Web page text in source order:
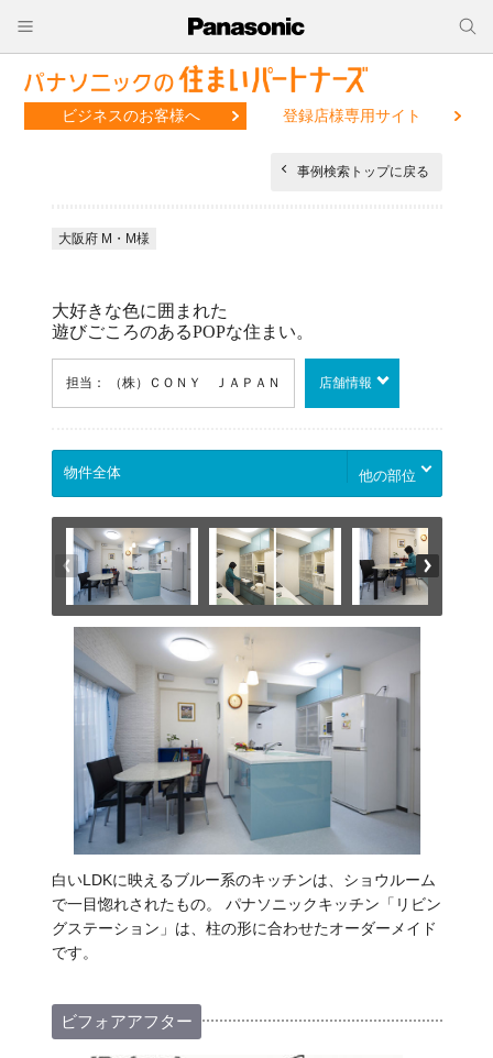
ビジネスのお客様へ 登録店様専用サイト
事例検索トップに戻る
大阪府 M・M様
大好きな色に囲まれた
遊びごころのあるPOPな住まい。
担当： （株）ＣＯＮＹ ＪＡＰＡＮ 店舗情報
他の部位
白いLDKに映えるブルー系のキッチンは、ショウルーム
で一目惚れされたもの。 パナソニックキッチン「リビン
グステーション」は、柱の形に合わせたオーダーメイド
です。
ビフォアアフター